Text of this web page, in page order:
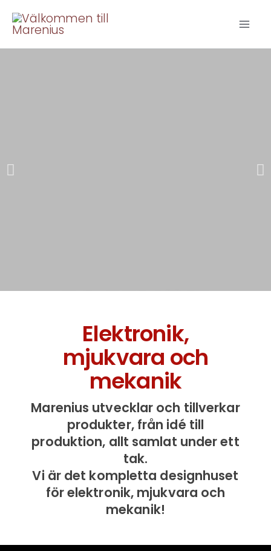
P2 & S2
Uppdaterade versioner
av våra världskända
avlyssningsskydd
Läs mer om NoiseBox S2 & P2
här!
Elektronik,
mjukvara och
mekanik
Marenius utvecklar och tillverkar
produkter, från idé till
produktion, allt samlat under ett
tak.
Vi är det kompletta designhuset
för elektronik, mjukvara och
mekanik!